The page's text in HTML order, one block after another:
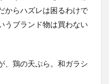
からハズレは困るわけで
うブランド物は買わない
、鶏の天ぷら。和ガラシ